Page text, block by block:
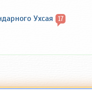
Ухсая 17